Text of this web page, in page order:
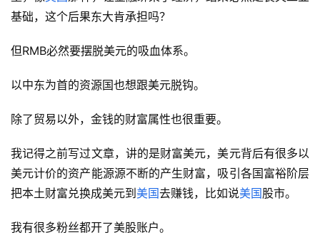
基础，这个后果东大肯承担吗？
但RMB必然要摆脱美元的吸血体系。
以中东为首的资源国也想跟美元脱钩。
除了贸易以外，金钱的财富属性也很重要。
我记得之前写过文章，讲的是财富美元，美元背后有很多以
美元计价的资产能源源不断的产生财富，吸引各国富裕阶层
把本土财富兑换成美元到 美国去赚钱，比如说美国股市。
我有很多粉丝都开了美股账户。